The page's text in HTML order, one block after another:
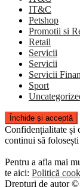
IT&C
Petshop
Promotii si
Retail
Servicii
Servicii
Servicii
Sport
Confidențialitate și
continui să
Pentru a afla mai
te aici: Politică
Drepturi de autor